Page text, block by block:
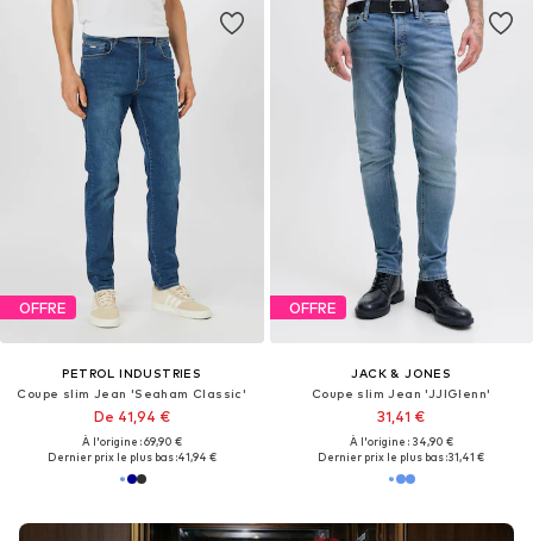
OFFRE
PETROL INDUSTRIES
Coupe slim Jean 'Seaham Classic'
De 41,94 €
À l'origine : 69,90 €
Dernier prix le plus bas :41,94 €
OFFRE
JACK & JONES
Coupe slim Jean 'JJIGlenn'
31,41 €
À l'origine : 34,90 €
Dernier prix le plus bas :31,41 €